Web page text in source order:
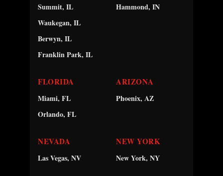
Summit, IL
Waukegan, IL
Berwyn, IL
Franklin Park, IL
Hammond, IN
FLORIDA
Miami, FL
Orlando, FL
ARIZONA
Phoenix, AZ
NEVADA
Las Vegas, NV
NEW YORK
New York, NY